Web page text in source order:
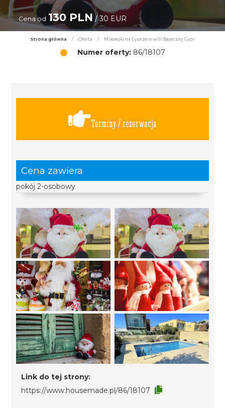
Cena od 130 PLN / 30 EUR
Strona główna / Oferta / Mikołajki na Cyprze w willi Bajeczny Cypr
Numer oferty:86/18107
Terminy / rezerwacja
Cena zawiera
pokój 2-osobowy
Link do tej strony:
https://www.housemade.pl/86/18107